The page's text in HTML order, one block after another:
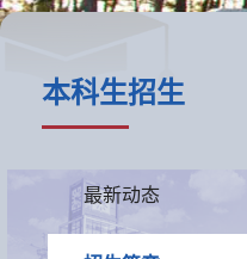
本科生招生
最新动态